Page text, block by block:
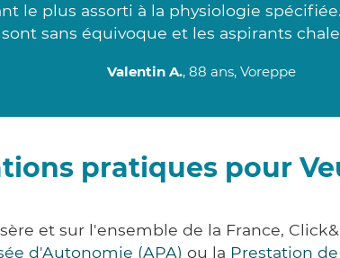
le plus assorti à la physiologie
sont sans équivoque et les aspirants
Valentin A., 88 ans, Voreppe
pratiques pour
et sur l'ensemble de la France,
d'Autonomie (APA) ou la Prestation